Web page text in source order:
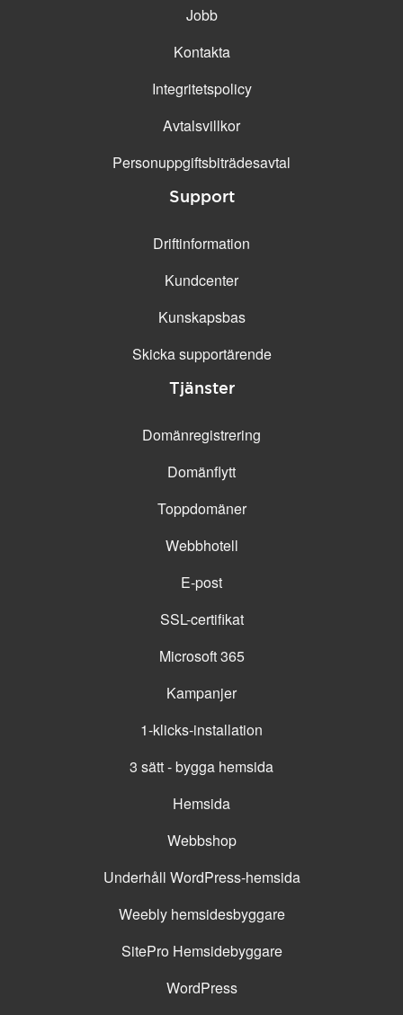
30 dagars kostnadsfritt test
Jobb
Kontakta
Integritetspolicy
Avtalsvillkor
Personuppgifts­biträdesavtal
Support
Driftinformation
Kundcenter
Kunskapsbas
Skicka supportärende
Tjänster
Domänregistrering
Domänflytt
Toppdomäner
Webbhotell
E-post
SSL-certifikat
Microsoft 365
Kampanjer
1-klicks-installation
3 sätt - bygga hemsida
Hemsida
Webbshop
Underhåll WordPress-hemsida
Weebly hemsidesbyggare
SitePro Hemsidebyggare
WordPress